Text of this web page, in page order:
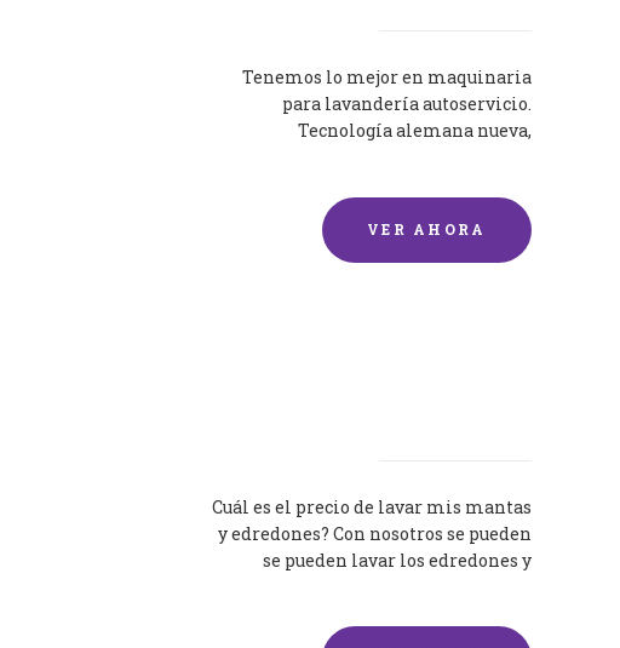
Tenemos lo mejor en maquinaria
para lavandería autoservicio.
Tecnología alemana nueva,
VER AHORA
Cuál es el precio de lavar mis mantas
y edredones? Con nosotros se pueden
se pueden lavar los edredones y